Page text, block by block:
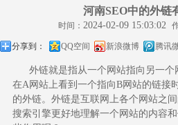
河南SEO中的外链
时间： 2024-02-09 15:03:02
分享到： QQ空间 新浪微博 腾讯
外链就是指从一个网站指向另一
在A网站上看到一个指向B网站的链接
的外链。外链是互联网上各个网站之
搜索引擎更好地理解一个网站的内容